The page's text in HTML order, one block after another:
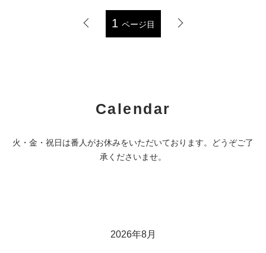
1 ページ目
Calendar
火・金・祝日は番人がお休みをいただいております。どうぞご了
承くださいませ。
2026年8月